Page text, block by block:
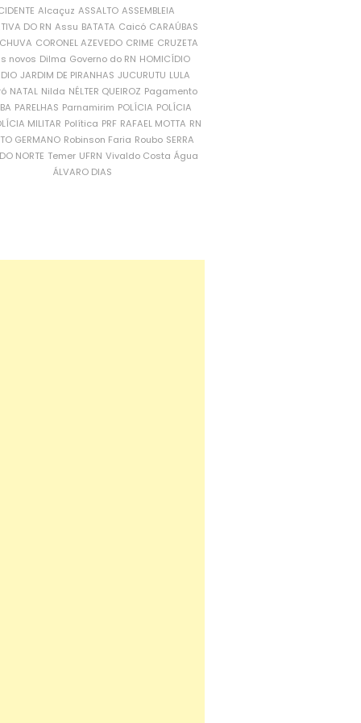
Alcaçuz ASSALTO ASSEMBLEIA
DO RN Assu BATATA Caicó CARAÚBAS
CORONEL AZEVEDO CRIME CRUZETA
novos Dilma Governo do RN HOMICÍDIO
JARDIM DE PIRANHAS JUCURUTU LULA
NATAL Nilda NÉLTER QUEIROZ Pagamento
PARELHAS Parnamirim POLÍCIA POLÍCIA
MILITAR Política PRF RAFAEL MOTTA RN
GERMANO Robinson Faria Roubo SERRA
NORTE Temer UFRN Vivaldo Costa Água
ÁLVARO DIAS